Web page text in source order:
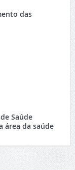
das
Saúde
área da saúde